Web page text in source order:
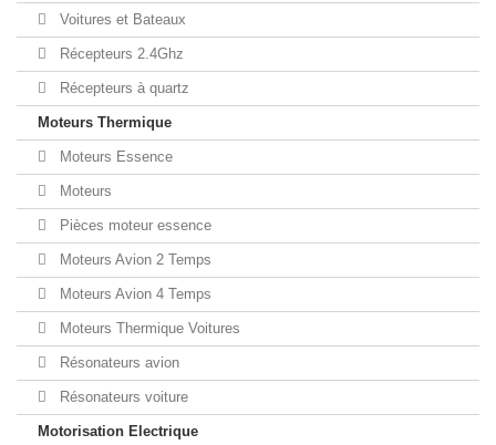
Voitures et Bateaux
Récepteurs 2.4Ghz
Récepteurs à quartz
Moteurs Thermique
Moteurs Essence
Moteurs
Pièces moteur essence
Moteurs Avion 2 Temps
Moteurs Avion 4 Temps
Moteurs Thermique Voitures
Résonateurs avion
Résonateurs voiture
Motorisation Electrique